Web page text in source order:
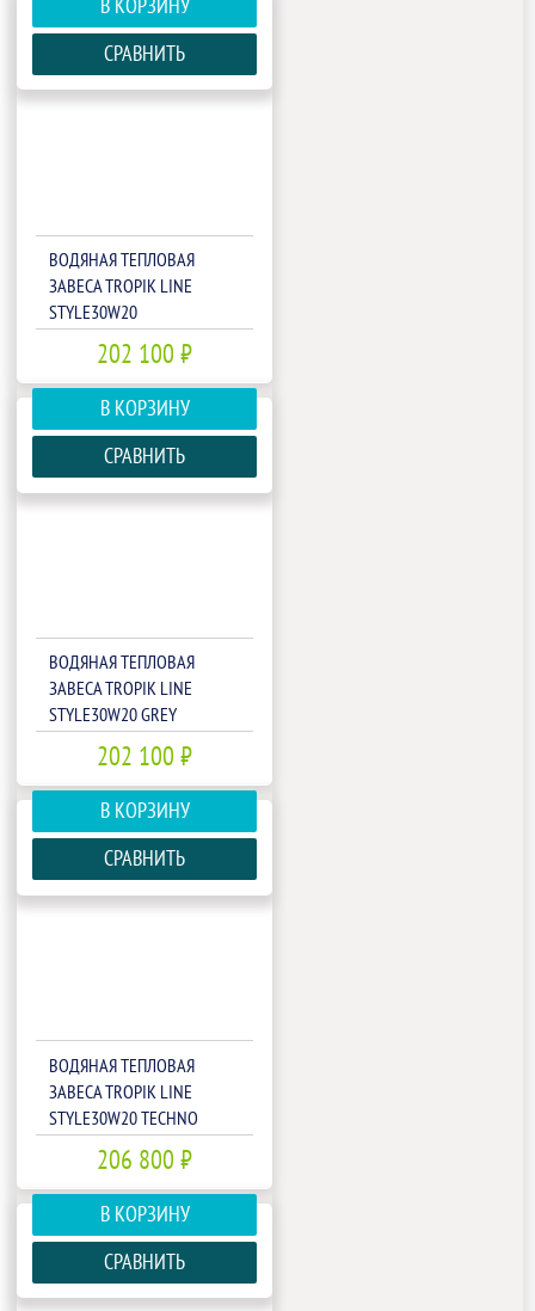
В КОРЗИНУ
СРАВНИТЬ
ВОДЯНАЯ ТЕПЛОВАЯ
ЗАВЕСА TROPIK LINE
STYLE30W20
202 100 ₽
В КОРЗИНУ
СРАВНИТЬ
ВОДЯНАЯ ТЕПЛОВАЯ
ЗАВЕСА TROPIK LINE
STYLE30W20 GREY
202 100 ₽
В КОРЗИНУ
СРАВНИТЬ
ВОДЯНАЯ ТЕПЛОВАЯ
ЗАВЕСА TROPIK LINE
STYLE30W20 TECHNO
206 800 ₽
В КОРЗИНУ
СРАВНИТЬ